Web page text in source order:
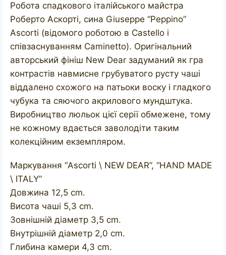
Робота спадкового італійського майстра
Роберто Аскорті, сина Giuseppe “Peppino”
Ascorti (відомого роботою в Castello і
співзаснуванням Caminetto). Оригінальний
авторський фініш New Dear задуманий як гра
контрастів навмисне грубуватого русту чаші
віддалено схожого на патьоки воску і гладкого
чубука та сяючого акрилового мундштука.
Виробництво люльок цієї серії обмежене, тому
не кожному вдається заволодіти таким
колекційним екземпляром.
Маркування “Ascorti \ NEW DEAR”, “HAND MADE
\ ITALY”
Довжина 12,5 cm.
Висота чаші 5,3 cm.
Зовнішній діаметр 3,5 cm.
Внутрішній діаметр 2,0 cm.
Глибина камери 4,3 cm.